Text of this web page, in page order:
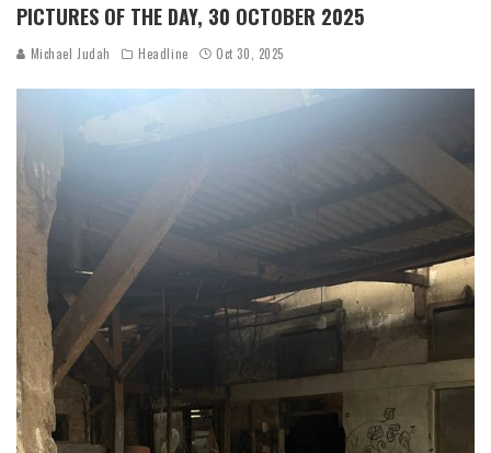
PICTURES OF THE DAY, 30 OCTOBER 2025
Michael Judah Headline Oct 30, 2025